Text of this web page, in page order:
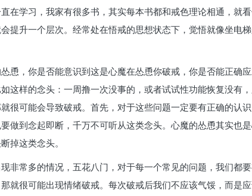
在学习，我家有很多书，其实每本书都和戒色理论相通，就
提升一个层次。经常处在悟戒的思想状态下，觉悟就像坐电
恿，你是否能意识到这是心魔在怂恿你破戒，你是否能正确
这样的念头：一周撸一次没事的，或者试试性功能恢复没有
很可能会导致破戒。首先，对于这些问题一定要有正确的认
做到念起即断，千万不可听从这类念头。心魔的怂恿其实也
掉这类念头。
非常多的情况，五花八门，对于每一个常见的问题，我们都
就很可能出现情绪破戒。每次破戒后我们不应该气馁，而是